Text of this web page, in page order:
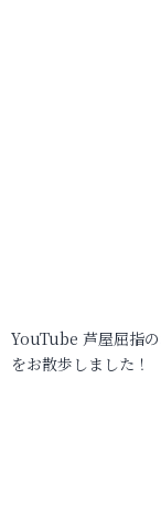
YouTube 芦屋屈指
をお散歩しました！